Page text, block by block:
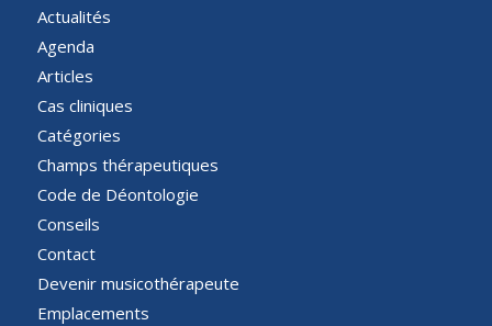
Actualités
Agenda
Articles
Cas cliniques
Catégories
Champs thérapeutiques
Code de Déontologie
Conseils
Contact
Devenir musicothérapeute
Emplacements